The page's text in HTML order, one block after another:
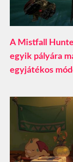
A Mistfall
egyik pályára
egyjátékos